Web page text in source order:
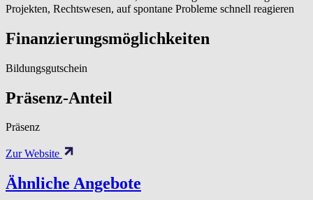
Projekten, Rechtswesen, auf spontane Probleme schnell reagieren
Finanzierungsmöglichkeiten
Bildungsgutschein
Präsenz-Anteil
Präsenz
Zur Website
Ähnliche Angebote